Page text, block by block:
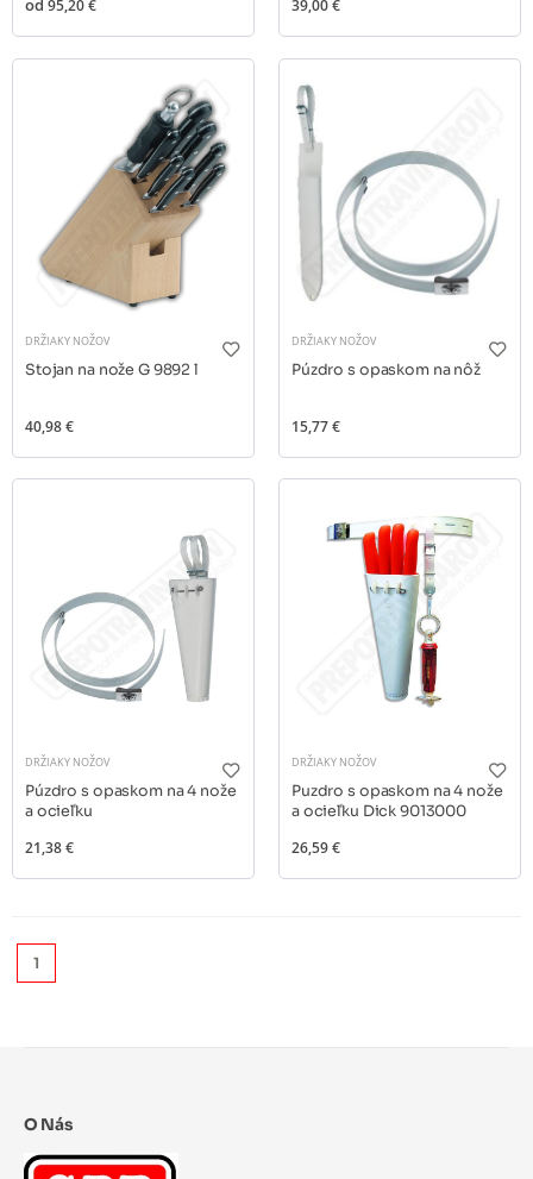
od 95,20 € 39,00 €
DRŽIAKY NOŽOV
Stojan na nože G 9892 l
40,98 €
DRŽIAKY NOŽOV
Púzdro s opaskom na nôž
15,77 €
DRŽIAKY NOŽOV
Púzdro s opaskom na 4 nože
a ocieľku
21,38 €
DRŽIAKY NOŽOV
Puzdro s opaskom na 4 nože
a ocieľku Dick 9013000
26,59 €
1
O Nás